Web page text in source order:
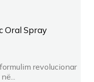
Oral Spray
revolucionar